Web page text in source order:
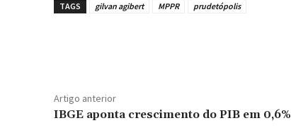
TAGS gilvan agibert MPPR prudetópolis
Artigo anterior
IBGE aponta crescimento do PIB em 0,6%